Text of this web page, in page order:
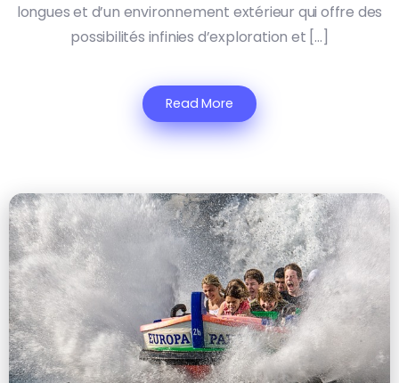
longues et d’un environnement extérieur qui offre des
possibilités infinies d’exploration et […]
Read More